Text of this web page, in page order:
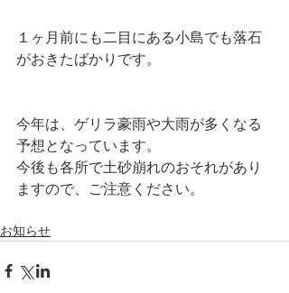
１ヶ月前にも二目にある小島でも落石
がおきたばかりです。
今年は、ゲリラ豪雨や大雨が多くなる
予想となっています。
今後も各所で土砂崩れのおそれがあり
ますので、ご注意ください。
お知らせ